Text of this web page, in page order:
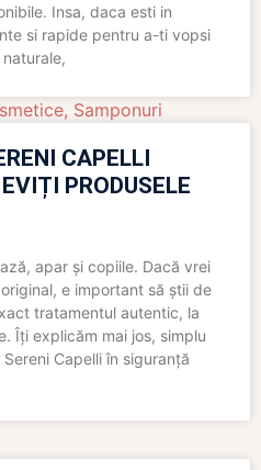
Insa, daca esti in
si rapide pentru a-ti vopsi
, Samponuri
CAPELLI
PRODUSELE
apar și copiile. Dacă vrei
e important să știi de
tratamentul autentic, la
Îți explicăm mai jos, simplu
Capelli în siguranță